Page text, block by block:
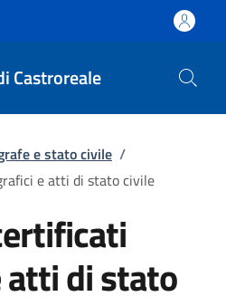
Castroreale
e stato civile /
e atti di stato civile
atti di stato